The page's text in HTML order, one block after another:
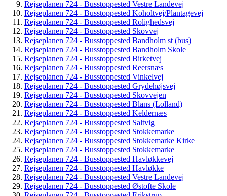
Rejseplanen 724 - Busstoppested Vestre Landevej
Rejseplanen 724 - Busstoppested Koholtvej/Plantagevej
Rejseplanen 724 - Busstoppested Rolighedsvej
Rejseplanen 724 - Busstoppested Skovvej
Rejseplanen 724 - Busstoppested Bandholm st (bus)
Rejseplanen 724 - Busstoppested Bandholm Skole
Rejseplanen 724 - Busstoppested Birketvej
Rejseplanen 724 - Busstoppested Reersnæs
Rejseplanen 724 - Busstoppested Vinkelvej
Rejseplanen 724 - Busstoppested Grydehøjsvej
Rejseplanen 724 - Busstoppested Skovvejen
Rejseplanen 724 - Busstoppested Blans (Lolland)
Rejseplanen 724 - Busstoppested Keldernæs
Rejseplanen 724 - Busstoppested Saltvig
Rejseplanen 724 - Busstoppested Stokkemarke
Rejseplanen 724 - Busstoppested Stokkemarke Kirke
Rejseplanen 724 - Busstoppested Stokkemarke
Rejseplanen 724 - Busstoppested Havløkkevej
Rejseplanen 724 - Busstoppested Havløkke
Rejseplanen 724 - Busstoppested Vestre Landevej
Rejseplanen 724 - Busstoppested Østofte Skole